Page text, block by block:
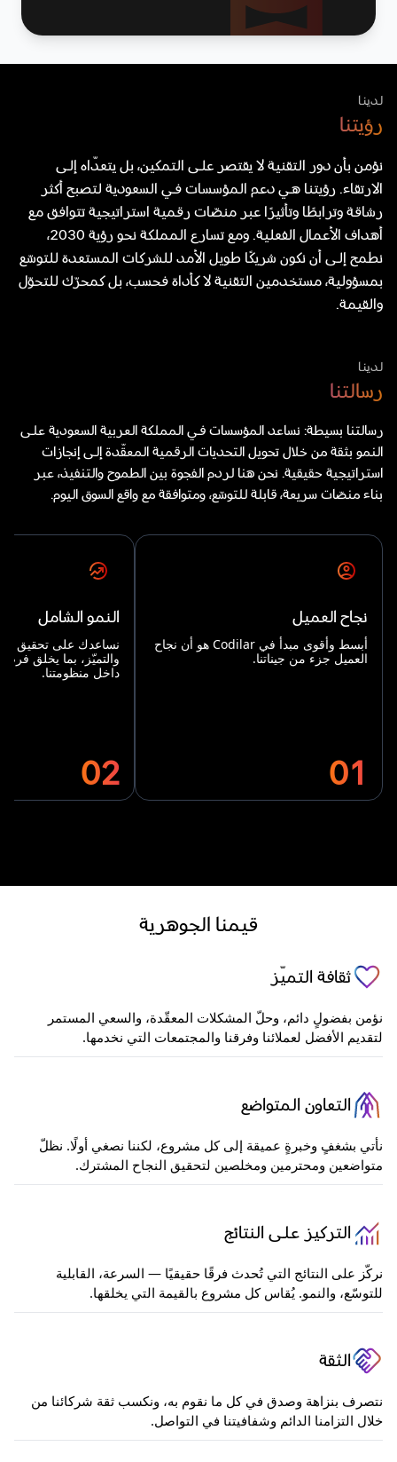
لدينا
رؤيتنا
نؤمن بأن دور التقنية لا يقتصر على التمكين، بل يتعدّاه إلى
الارتقاء. رؤيتنا هي دعم المؤسسات في السعودية لتصبح أكثر
رشاقة وترابطًا وتأثيرًا عبر منصّات رقمية استراتيجية تتوافق مع
أهداف الأعمال الفعلية. ومع تسارع المملكة نحو رؤية 2030،
نطمح إلى أن نكون شريكًا طويل الأمد للشركات المستعدة للتوسّع
بمسؤولية، مستخدمين التقنية لا كأداة فحسب، بل كمحرّك للتحوّل
والقيمة.
لدينا
رسالتنا
رسالتنا بسيطة: نساعد المؤسسات في المملكة العربية السعودية على
النمو بثقة من خلال تحويل التحديات الرقمية المعقّدة إلى إنجازات
استراتيجية حقيقية. نحن هنا لردم الفجوة بين الطموح والتنفيذ، عبر
بناء منصّات سريعة، قابلة للتوسّع، ومتوافقة مع واقع السوق اليوم.
نجاح العميل
أبسط وأقوى مبدأ في Codilar هو أن نجاح
العميل جزء من جيناتنا.
01
النمو الشامل
نساعدك على تحقيق
والتميّز، بما يخلق
داخل منظومتنا.
02
قيمنا الجوهرية
ثقافة التميّز
نؤمن بفضولٍ دائم، وحلّ المشكلات المعقّدة، والسعي المستمر
لتقديم الأفضل لعملائنا وفرقنا والمجتمعات التي نخدمها.
التعاون المتواضع
نأتي بشغفٍ وخبرةٍ عميقة إلى كل مشروع، لكننا نصغي أولًا. نظلّ
متواضعين ومحترمين ومخلصين لتحقيق النجاح المشترك.
التركيز على النتائج
نركّز على النتائج التي تُحدث فرقًا حقيقيًا — السرعة، القابلية
للتوسّع، والنمو. يُقاس كل مشروع بالقيمة التي يخلقها.
الثقة
نتصرف بنزاهة وصدق في كل ما نقوم به، ونكسب ثقة شركائنا من
خلال التزامنا الدائم وشفافيتنا في التواصل.